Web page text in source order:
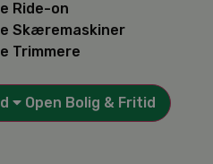
Ride-on
Skæremaskiner
Trimmere
Open Bolig & Fritid